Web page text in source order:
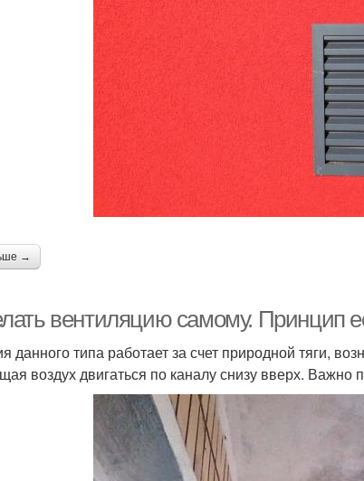
→
вентиляцию самому. Принцип
данного типа работает за счет природной тяги,
воздух двигаться по каналу снизу вверх. Важно